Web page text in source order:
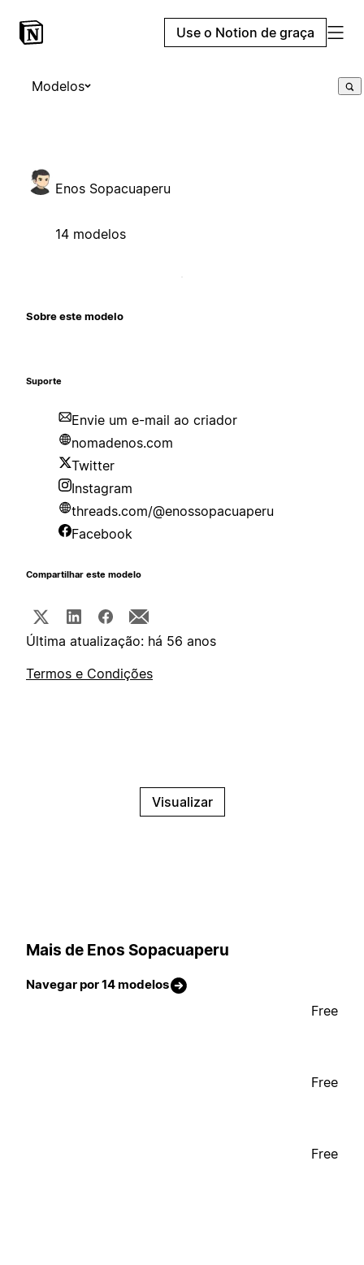
Use o Notion de graça
Modelos
Enos Sopacuaperu
14 modelos
Sobre este modelo
Suporte
Envie um e-mail ao criador
nomadenos.com
Twitter
Instagram
threads.com/@enossopacuaperu
Facebook
Compartilhar este modelo
Última atualização: há 56 anos
Termos e Condições
Visualizar
Mais de Enos Sopacuaperu
Navegar por 14 modelos
Free
Free
Free